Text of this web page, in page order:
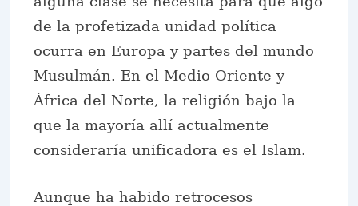
de la profetizada unidad política
ocurra en Europa y partes del mundo
Musulmán. En el Medio Oriente y
África del Norte, la religión bajo la
que la mayoría allí actualmente
consideraría unificadora es el Islam.
Aunque ha habido retrocesos